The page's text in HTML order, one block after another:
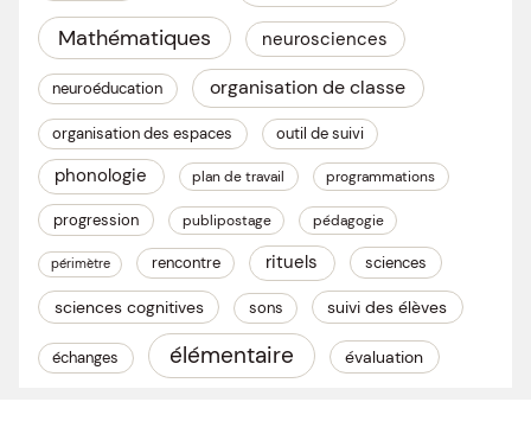
Mathématiques neurosciences
neuroéducation organisation de classe
organisation des espaces outil de suivi
phonologie plan de travail programmations
progression publipostage pédagogie
périmètre rencontre rituels sciences
sciences cognitives sons suivi des élèves
échanges élémentaire évaluation